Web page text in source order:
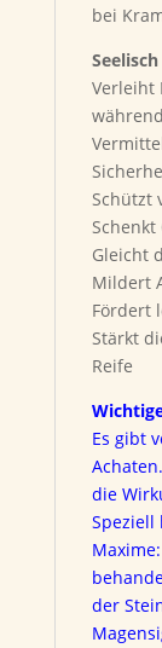
bei
Seelisch
Verleiht
Schützt
Gleicht
Mildert
Fördert
Stärkt
Reife
Es gibt
die
Speziell
der